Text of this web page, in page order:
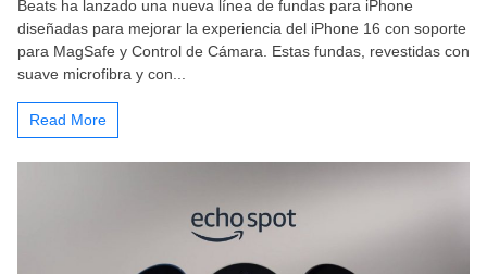
Beats ha lanzado una nueva línea de fundas para iPhone
diseñadas para mejorar la experiencia del iPhone 16 con soporte
para MagSafe y Control de Cámara. Estas fundas, revestidas con
suave microfibra y con...
Read More